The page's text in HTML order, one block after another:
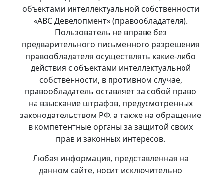
объектами интеллектуальной собственности
«АВС Девелопмент» (правообладателя).
Пользователь не вправе без
предварительного письменного разрешения
правообладателя осуществлять какие-либо
действия с объектами интеллектуальной
собственности, в противном случае,
правообладатель оставляет за собой право
на взыскание штрафов, предусмотренных
законодательством РФ, а также на обращение
в компетентные органы за защитой своих
прав и законных интересов.
Любая информация, представленная на
данном сайте, носит исключительно